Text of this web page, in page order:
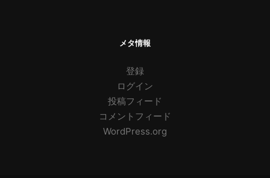
メタ情報
登録
ログイン
投稿フィード
コメントフィード
WordPress.org